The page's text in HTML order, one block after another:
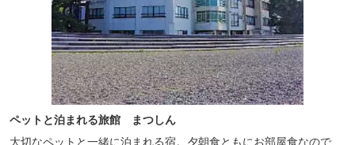
ペットと泊まれる旅館 まつしん
大切なペットと一緒に泊まれる宿。夕朝食ともにお部屋食なので、